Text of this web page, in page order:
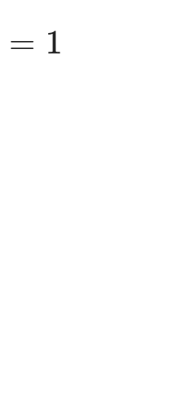
= 1